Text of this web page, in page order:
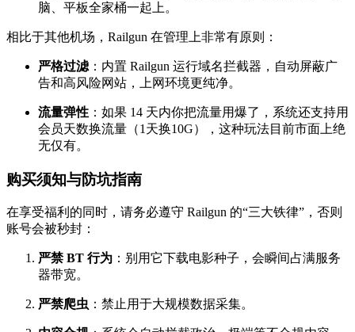
脑、平板全家桶一起上。
相比于其他机场，Railgun 在管理上非常有原则：
严格过滤 ：内置 Railgun 运行域名拦截器，自动屏蔽广
告和高风险网站，上网环境更纯净。
流量弹性 ：如果 14 天内你把流量用爆了，系统还支持用
会员天数换流量（1天换10G），这种玩法目前市面上绝
无仅有。
购买须知与防坑指南
在享受福利的同时，请务必遵守 Railgun 的“三大铁律”，否则
账号会被秒封：
严禁 BT 行为 ：别用它下载电影种子，会瞬间占满服务
器带宽。
严禁爬虫 ：禁止用于大规模数据采集。